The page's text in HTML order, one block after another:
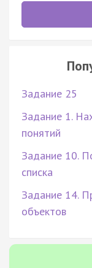
Задание 25
Задание 1.
понятий
Задание 10.
списка
Задание 14.
объектов